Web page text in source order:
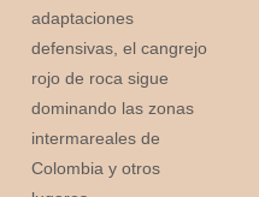
adaptaciones
defensivas, el cangrejo
rojo de roca sigue
dominando las zonas
intermareales de
Colombia y otros